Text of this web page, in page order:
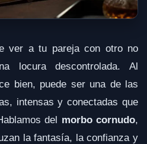
ver a tu pareja con otro no
locura descontrolada. Al
bien, puede ser una de las
intensas y conectadas que
del morbo cornudo,
la fantasía, la confianza y